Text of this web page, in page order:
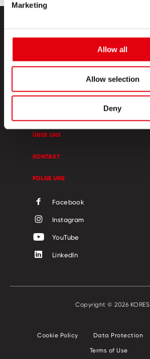
Marketing
Allow all
Allow selection
Deny
PRODUKTE
ÜBER UNS
KONTAKT
FOLGE UNS
Facebook
Instagram
YouTube
LinkedIn
Copyright © 2026 KORES
Cookie Policy Data Protection
Terms of Use